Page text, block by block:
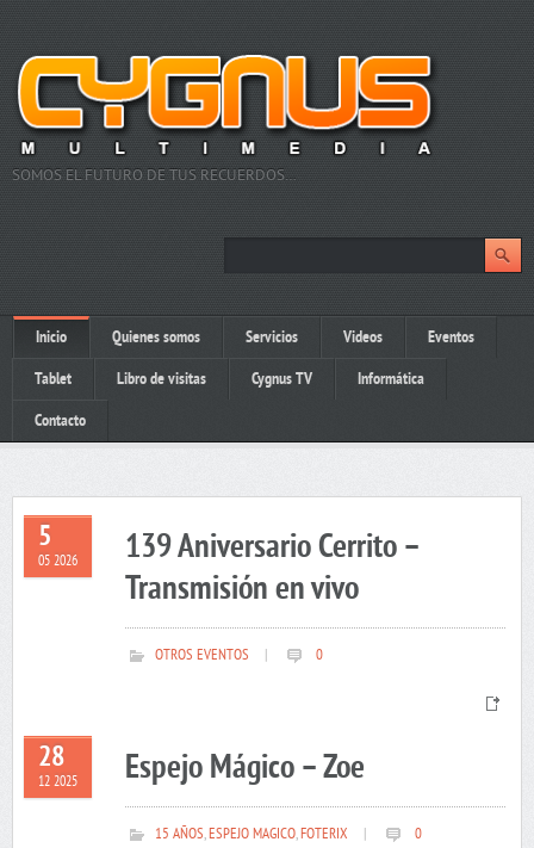
SOMOS EL FUTURO DE TUS RECUERDOS…
Inicio Quienes somos Servicios Videos Eventos
Tablet Libro de visitas Cygnus TV Informática
Contacto
5
05 2026
139 Aniversario Cerrito –
Transmisión en vivo
OTROS EVENTOS 0
28
12 2025 Espejo Mágico – Zoe
15 AÑOS,ESPEJO MAGICO,FOTERIX 0